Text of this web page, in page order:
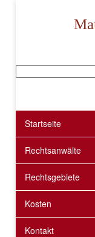
Startseite
Rechtsanwälte
Rechtsgebiete
Kosten
Kontakt